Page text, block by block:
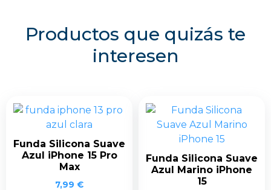
Productos que quizás te
interesen
Funda Silicona Suave
Azul iPhone 15 Pro
Max
7,99 €
Funda Silicona Suave
Azul Marino iPhone
15